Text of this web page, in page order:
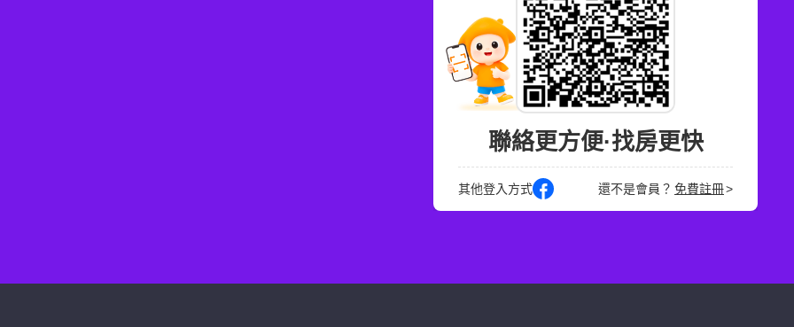
聯絡更方便·找房更快
其他登入方式 還不是會員？ 免費註冊>